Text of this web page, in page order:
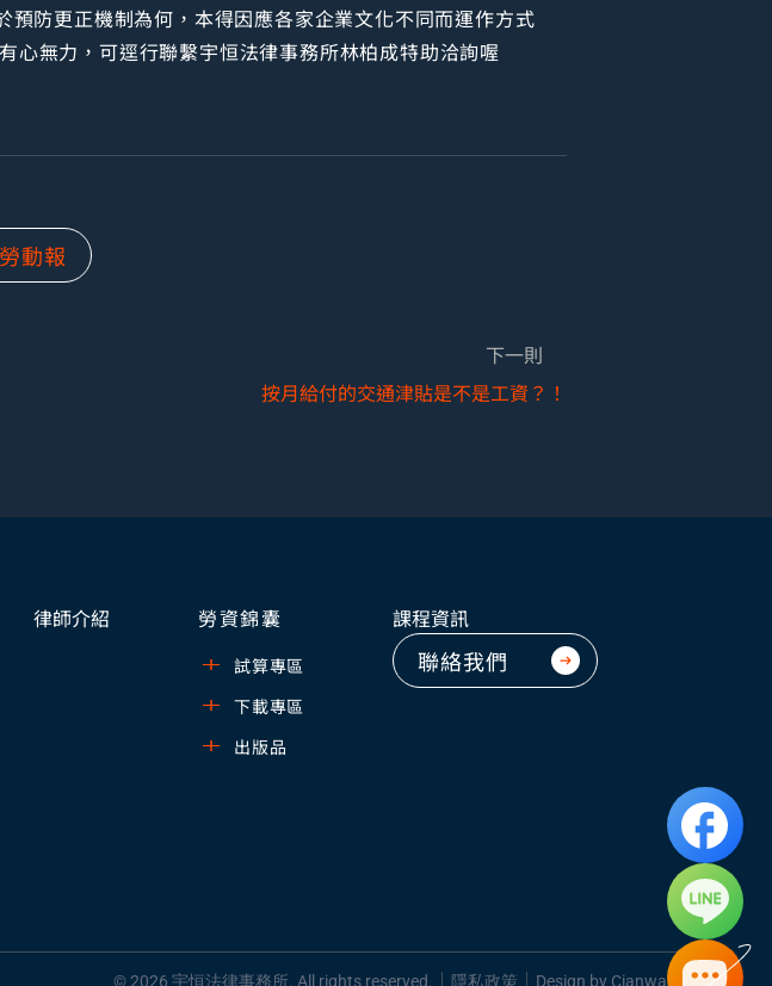
防更正機制為何，本得因應各家企業文化不同而運作方式
心無力，可逕行聯繫宇恒法律事務所林柏成特助洽詢喔
動報
下一則
按月給付的交通津貼是不是工資？！
律師介紹 勞資錦囊
試算專區
下載專區
出版品
課程資訊
聯絡我們
© 2026 宇恒法律事務所. All rights reserved. 隱私政策 Design by Cianwang